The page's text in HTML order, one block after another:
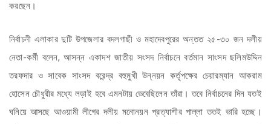
করছেন।
নির্বাচনী এলাকার দুটি উপজেলার বদলগাছী ও মহাদেবপুরের অন্তত ২৫-৩০ জন দলীয়
নেতা-কর্মী বলেন, আসন্ন একাদশ জাতীয় সংসদ নির্বাচনে বর্তমান সাংসদ ছলিমউদ্দিন
তরফদার ও সাবেক সাংসদ বরেন্দ্র বহুমুখী উন্নয়ন কর্তৃপক্ষের চেয়ারম্যান আকরাম
হোসেন চৌধুরীর মধ্যে লড়াই হবে এমনটায় ভেবেছিলেন তাঁরা। তবে নির্বাচনের দিন যতই
ঘনিয়ে আসছে আওয়ামী লীগের দলীয় মনোনয়ন প্রত্যাশীর পাল্লা ততই ভারি হচ্ছে।